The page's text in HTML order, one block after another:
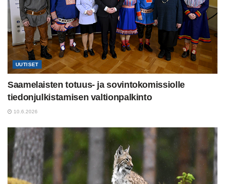
UUTISET
Saamelaisten totuus- ja sovintokomissiolle
tiedonjulkistamisen valtionpalkinto
10.6.2026